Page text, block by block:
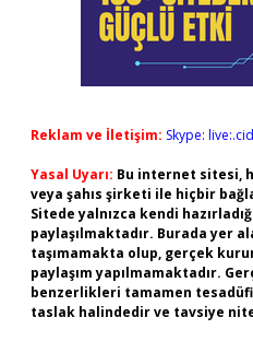
Reklam ve İletişim: Skype:
Yasal Uyarı: Bu internet sitesi,
veya şahıs şirketi ile hiçbir
Sitede yalnızca kendi
paylaşılmaktadır. Burada yer
taşımamakta olup, gerçek
paylaşım yapılmamaktadır.
benzerlikleri tamamen
taslak halindedir ve tavsiye